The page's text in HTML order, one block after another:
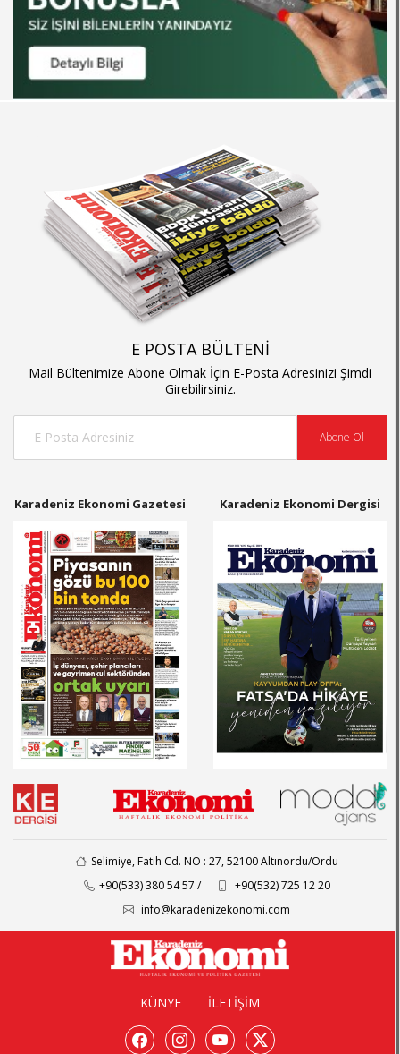
E POSTA BÜLTENİ
Mail Bültenimize Abone Olmak İçin E-Posta Adresinizi Şimdi
Girebilirsiniz.
Abone Ol
Karadeniz Ekonomi Gazetesi Karadeniz Ekonomi Dergisi
Selimiye, Fatih Cd. NO : 27, 52100 Altınordu/Ordu
+90(533) 380 54 57 /
+90(532) 725 12 20
info@karadenizekonomi.com
KÜNYE İLETİŞİM